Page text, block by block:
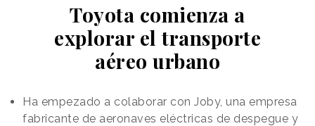
Toyota comienza a
explorar el transporte
aéreo urbano
Ha empezado a colaborar con Joby, una empresa
fabricante de aeronaves eléctricas de despegue y